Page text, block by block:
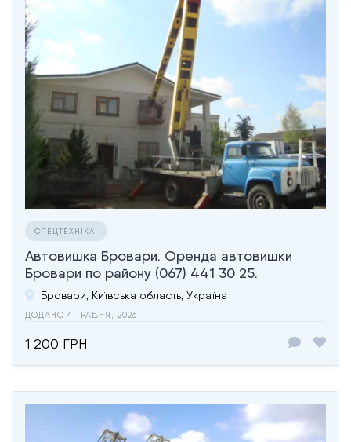
СПЕЦТЕХНІКА
Автовишка Бровари. Оренда автовишки
Бровари по району (067) 441 30 25.
Бровари, Київська область, Україна
ДОДАНО 4 ТРАВНЯ, 2026
1 200 ГРН